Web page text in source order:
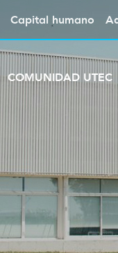
Capital humano
COMUNIDAD UTEC